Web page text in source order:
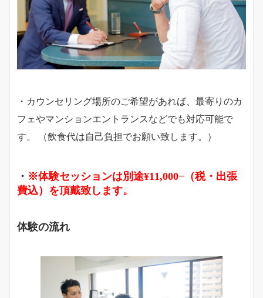
・カウンセリング場所のご希望があれば、最寄りのカ
フェやマンションエントランスなどでも対応可能で
す。 （飲食代は自己負担でお願い致します。）
・ ※体験セッションは別途¥11,000−（税・出張
費込）を頂戴致します。
体験の流れ